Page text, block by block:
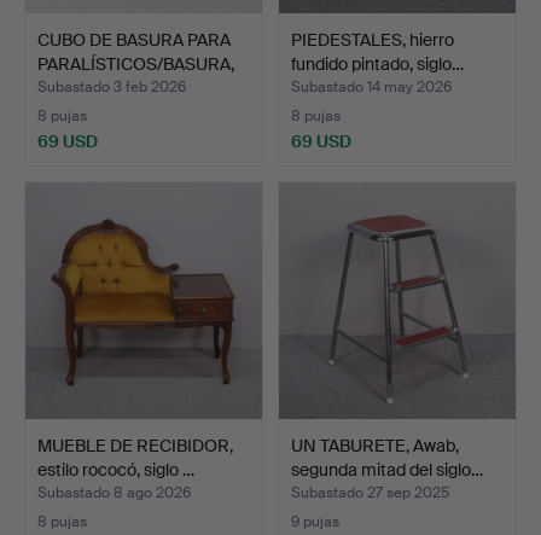
CUBO DE BASURA PARA
PARALÍSTICOS/BASURA,
E…
Subastado 3 feb 2026
8 pujas
69 USD
PIEDESTALES, hierro
fundido pintado, siglo…
Subastado 14 may 2026
8 pujas
69 USD
MUEBLE DE RECIBIDOR,
estilo rococó, siglo …
Subastado 8 ago 2026
8 pujas
UN TABURETE, Awab,
segunda mitad del siglo…
Subastado 27 sep 2025
9 pujas